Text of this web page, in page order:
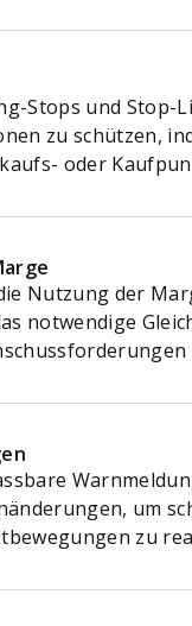
Stops und Stop-
zu schützen,
oder
Nutzung der
notwendige
um
zu